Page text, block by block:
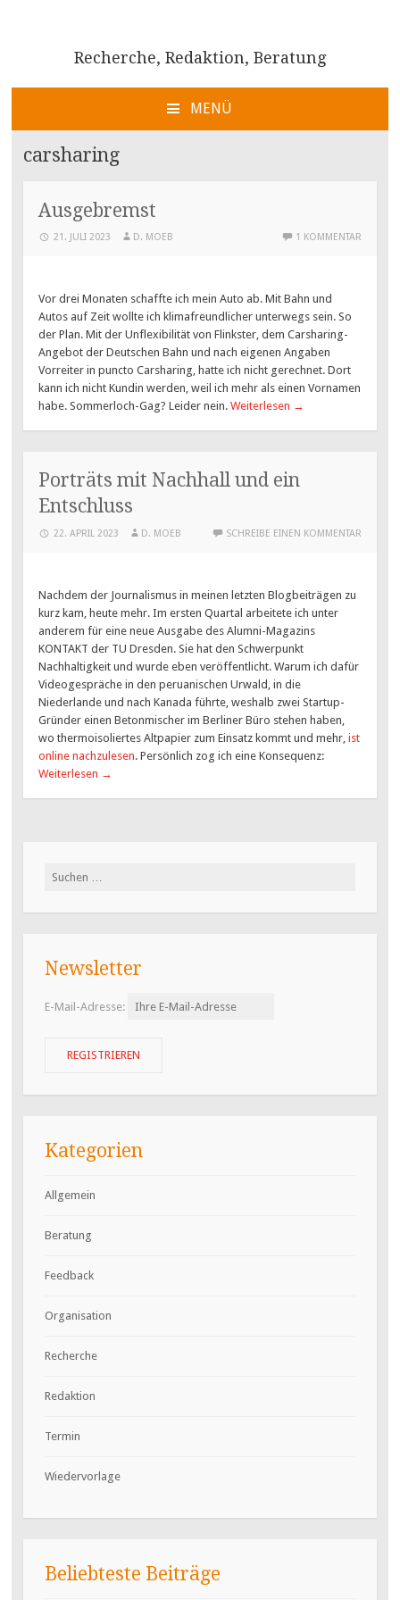
Recherche, Redaktion, Beratung
MENÜ
ZUM
INHALT
carsharing
Ausgebremst
21. JULI 2023 D. MOEB 1 KOMMENTAR
Vor drei Monaten schaffte ich mein Auto ab. Mit Bahn und
Autos auf Zeit wollte ich klimafreundlicher unterwegs sein. So
der Plan. Mit der Unflexibilität von Flinkster, dem Carsharing-
Angebot der Deutschen Bahn und nach eigenen Angaben
Vorreiter in puncto Carsharing, hatte ich nicht gerechnet. Dort
kann ich nicht Kundin werden, weil ich mehr als einen Vornamen
habe. Sommerloch-Gag? Leider nein.Weiterlesen →
Porträts mit Nachhall und ein
Entschluss
22. APRIL 2023 D. MOEB SCHREIBE EINEN KOMMENTAR
Nachdem der Journalismus in meinen letzten Blogbeiträgen zu
kurz kam, heute mehr. Im ersten Quartal arbeitete ich unter
anderem für eine neue Ausgabe des Alumni-Magazins
KONTAKT der TU Dresden. Sie hat den Schwerpunkt
Nachhaltigkeit und wurde eben veröffentlicht. Warum ich dafür
Videogespräche in den peruanischen Urwald, in die
Niederlande und nach Kanada führte, weshalb zwei Startup-
Gründer einen Betonmischer im Berliner Büro stehen haben,
wo thermoisoliertes Altpapier zum Einsatz kommt und mehr,ist
online nachzulesen. Persönlich zog ich eine Konsequenz:
Weiterlesen →
Suchen
Newsletter
E-Mail-Adresse:
Kategorien
Allgemein
Beratung
Feedback
Organisation
Recherche
Redaktion
Termin
Wiedervorlage
Beliebteste Beiträge